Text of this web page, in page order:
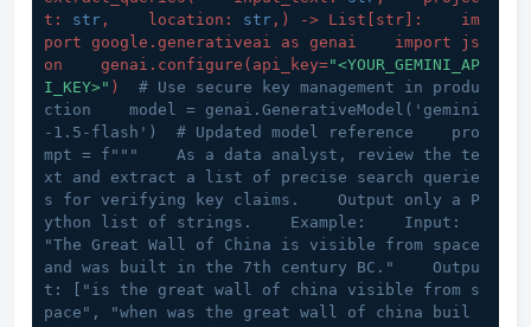
t: str ,    location: str , ) -> List[str]:    im
port google.generativeai as genai    import js
on    genai.configure( api_key="<YOUR_GEMINI_AP
I_KEY>" ) # Use secure key management in produ
ction    model = genai.GenerativeModel('gemini
-1.5-flash')  # Updated model reference    pro
mpt = f"""    As a data analyst, review the te
xt and extract a list of precise search querie
s for verifying key claims.    Output only a P
ython list of strings.    Example:    Input:
"The Great Wall of China is visible from space
and was built in the 7th century BC."    Outpu
t: ["is the great wall of china visible from s
pace", "when was the great wall of china buil